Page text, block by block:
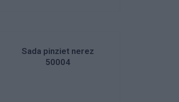
Sada pinziet nerez
50004